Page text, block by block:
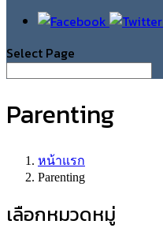
Select Page
Parenting
หน้าแรก
Parenting
เลือกหมวดหมู่